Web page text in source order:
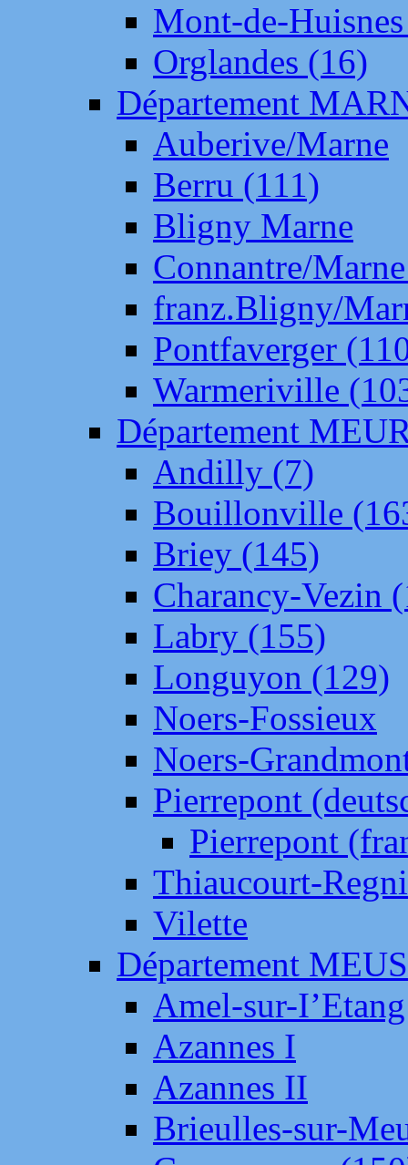
Mont-de-
Orglandes (16)
Département
Auberive/Marne
Berru (111)
Bligny Marne
Connantre/
franz.Bligny/
Pontfaverger
Warmeriville
Département
Andilly (7)
Bouillonville
Briey (145)
Charancy-Vezin
Labry (155)
Longuyon (129)
Noers-Fossieux
Noers-
Pierrepont
Pierrepont
Thiaucourt-
Vilette
Département
Amel-sur-
Azannes I
Azannes II
Brieulles-sur-